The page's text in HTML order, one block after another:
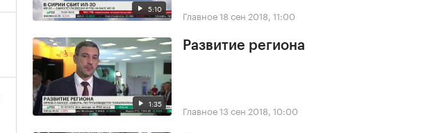
5:10 Главное18 сен 2018, 11:00
1:35
Развитие региона
Главное13 сен 2018, 10:00